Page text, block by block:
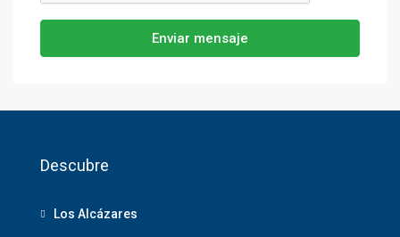
Enviar mensaje
Descubre
Los Alcázares